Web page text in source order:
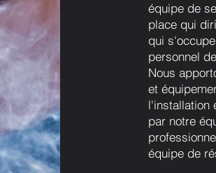
équipe de
place qui
qui
personnel
Nous
et
l'installation
par notre
équipe de